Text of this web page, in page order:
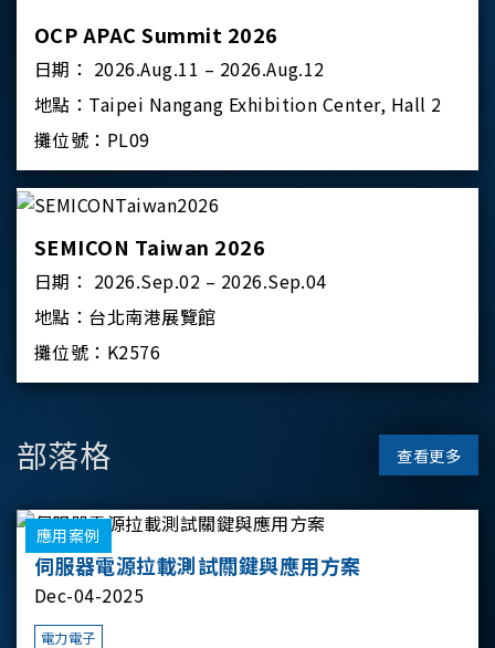
OCP APAC Summit 2026
日期： 2026.Aug.11 – 2026.Aug.12
地點： Taipei Nangang Exhibition Center, Hall 2
攤位號： PL09
SEMICON Taiwan 2026
日期： 2026.Sep.02 – 2026.Sep.04
地點： 台北南港展覽館
攤位號： K2576
部落格 查看更多
應用案例
伺服器電源拉載測試關鍵與應用方案
Dec-04-2025
電力電子